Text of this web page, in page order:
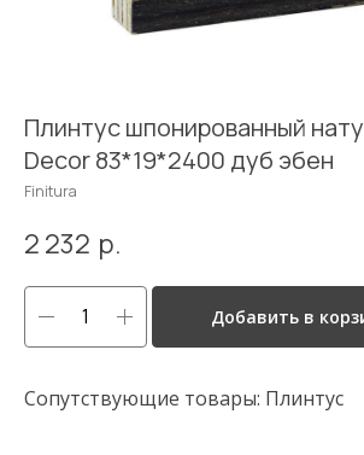
Плинтус шпонированный
Decor 83*19*2400 дуб эбен
Finitura
2 232 р.
Добавить в
Сопутствующие товары: Плинтус